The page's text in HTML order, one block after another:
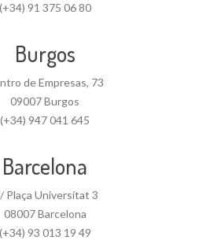
(+34) 91 375 06 80
Burgos
de Empresas, 73
09007 Burgos
(+34) 947 041 645
Barcelona
Plaça Universitat 3
08007 Barcelona
(+34) 93 013 19 49